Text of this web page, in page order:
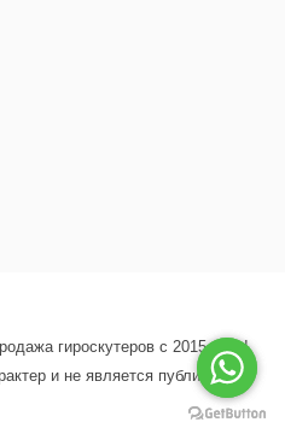
гироскутеров с 2015 года!
и не является публичной